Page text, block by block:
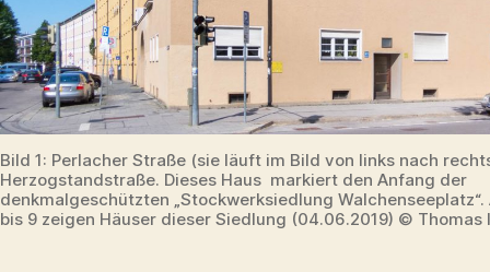
Bild 1: Perlacher Straße (sie läuft im Bild von links nach
Herzogstandstraße. Dieses Haus markiert den Anfang der
denkmalgeschützten „Stockwerksiedlung
bis 9 zeigen Häuser dieser Siedlung (04.06.2019) © Thomas